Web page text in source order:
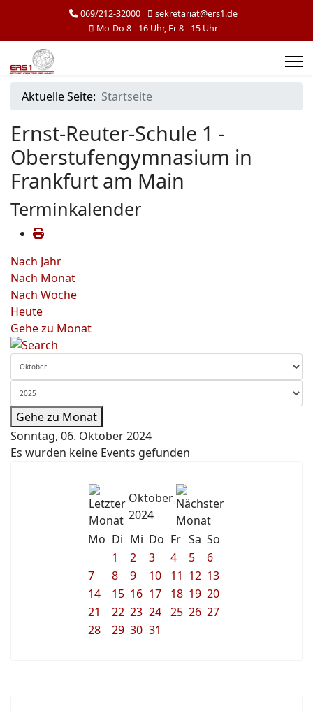
069/212-32000
sekretariat@ers1.de
Mo-Do 8 - 16 Uhr, Fr 8 - 15 Uhr
Aktuelle Seite: Startseite
Ernst-Reuter-Schule 1 -
Oberstufengymnasium in
Frankfurt am Main
Terminkalender
Nach Jahr
Nach Monat
Nach Woche
Heute
Gehe zu Monat
Gehe zu Monat
Sonntag, 06. Oktober 2024
Es wurden keine Events gefunden
Oktober
2024
Mo Di Mi Do Fr Sa So
1
2 3 4 5
6
7
8 9 10 11 12 13
14
15 16 17 18 19 20
21
22 23 24 25 26 27
28
29 30 31